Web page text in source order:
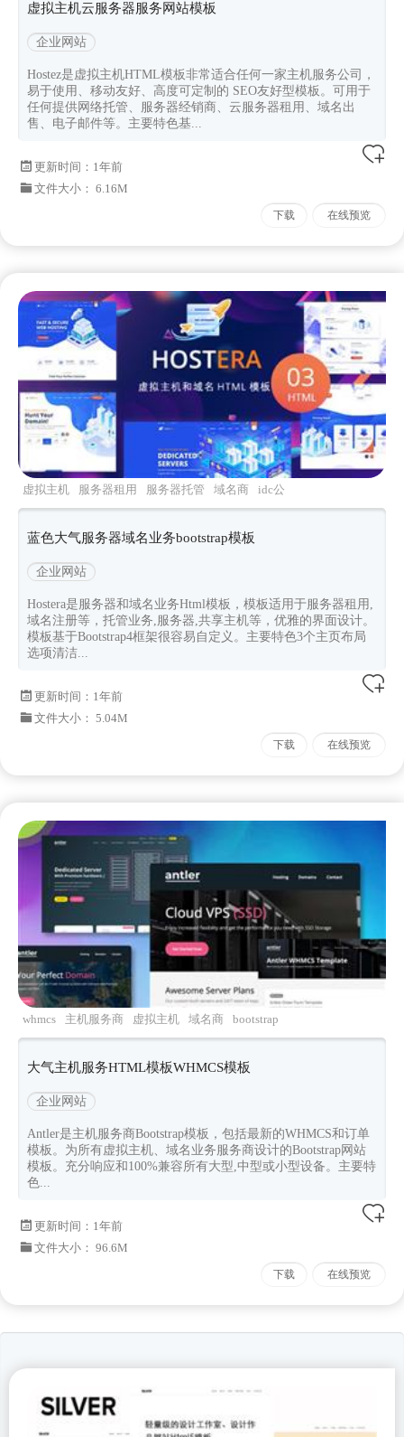
虚拟主机云服务器服务网站模板
企业网站
Hostez是虚拟主机HTML模板非常适合任何一家主机服务公司，
易于使用、移动友好、高度可定制的 SEO友好型模板。可用于
任何提供网络托管、服务器经销商、云服务器租用、域名出
售、电子邮件等。主要特色基...
更新时间： 1年前
文件大小： 6.16M
下载 在线预览
虚拟主机 服务器租用 服务器托管 域名商
idc公
司
蓝色大气服务器域名业务bootstrap模板
企业网站
Hostera是服务器和域名业务Html模板，模板适用于服务器租用,
域名注册等，托管业务,服务器,共享主机等，优雅的界面设计。
模板基于Bootstrap4框架很容易自定义。主要特色3个主页布局
选项清洁...
更新时间： 1年前
文件大小： 5.04M
下载 在线预览
whmcs 主机服务商 虚拟主机 域名商
bootstrap
模板
大气主机服务HTML模板WHMCS模板
企业网站
Antler是主机服务商Bootstrap模板，包括最新的WHMCS和订单
模板。为所有虚拟主机、域名业务服务商设计的Bootstrap网站
模板。充分响应和100%兼容所有大型,中型或小型设备。主要特
色...
更新时间： 1年前
文件大小： 96.6M
下载 在线预览